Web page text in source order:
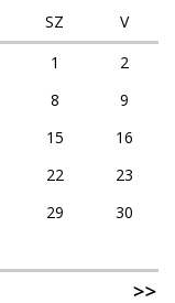
SZ
V
1
2
8
9
15
16
22
23
29
30